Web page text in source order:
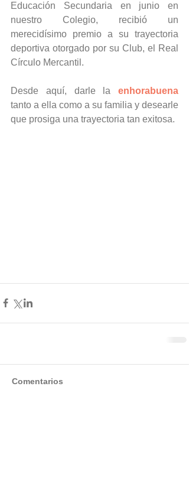
Educación Secundaria en junio en
nuestro Colegio, recibió un
merecidísimo premio a su trayectoria
deportiva otorgado por su Club, el Real
Círculo Mercantil.
Desde aquí, darle la
tanto a ella como a su familia y desearle
que prosiga una trayectoria tan exitosa.
Comentarios